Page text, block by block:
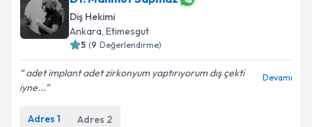
Diş Hekimi
Ankara, Etimesgut
5 (9 Değerlendirme)
adet implant adet zirkonyum yaptırıyorum dış çekti
iyne...
Devamı
Adres 1 Adres 2